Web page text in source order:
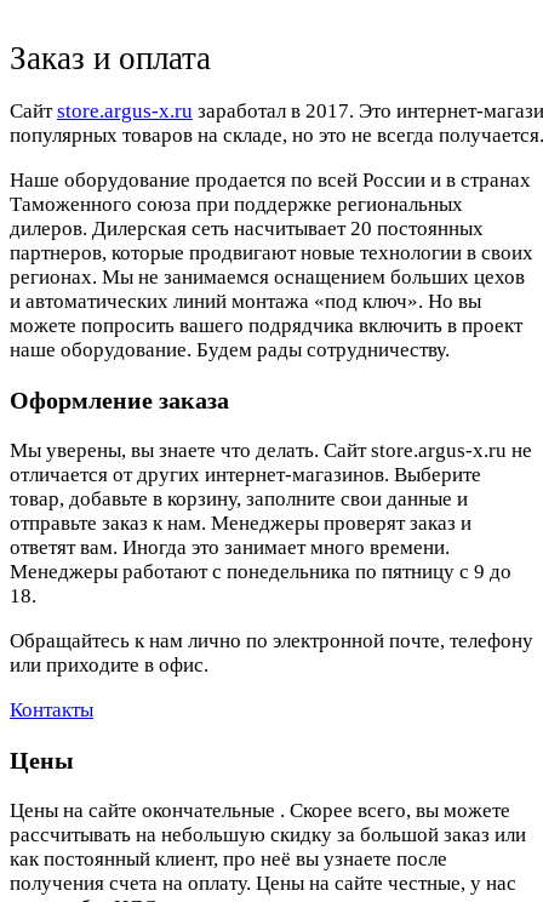
Заказ и оплата
Cайтstore.argus-x.ru заработал в 2017. Это интернет-
популярных товаров на складе, но это не всегда
Наше оборудование продается по всей России и в странах
Таможенного союза при поддержке региональных
дилеров. Дилерская сеть насчитывает 20 постоянных
партнеров, которые продвигают новые технологии в своих
регионах. Мы не занимаемся оснащением больших цехов
и автоматических линий монтажа «под ключ». Но вы
можете попросить вашего подрядчика включить в проект
наше оборудование. Будем рады сотрудничеству.
Оформление заказа
Мы уверены, вы знаете что делать. Сайт store.argus-x.ru не
отличается от других интернет-магазинов. Выберите
товар, добавьте в корзину, заполните свои данные и
отправьте заказ к нам. Менеджеры проверят заказ и
ответят вам. Иногда это занимает много времени.
Менеджеры работают с понедельника по пятницу с 9 до
18.
Обращайтесь к нам лично по электронной почте, телефону
или приходите в офис.
Контакты
Цены
Цены на сайте окончательные . Скорее всего, вы можете
рассчитывать на небольшую скидку за большой заказ или
как постоянный клиент, про неё вы узнаете после
получения счета на оплату. Цены на сайте честные, у нас